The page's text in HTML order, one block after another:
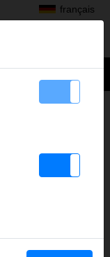
français
REMS Cut 110 P